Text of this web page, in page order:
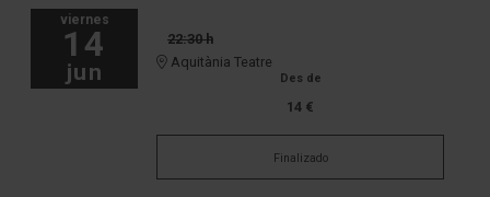
viernes
14
jun
22:30 h
Aquitània Teatre
Des de
14 €
Finalizado